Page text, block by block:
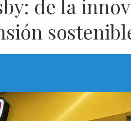
de la